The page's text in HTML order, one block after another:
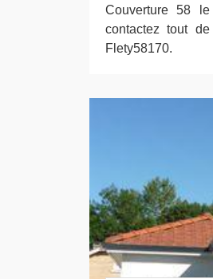
Couverture 58
contactez tout
Flety58170.